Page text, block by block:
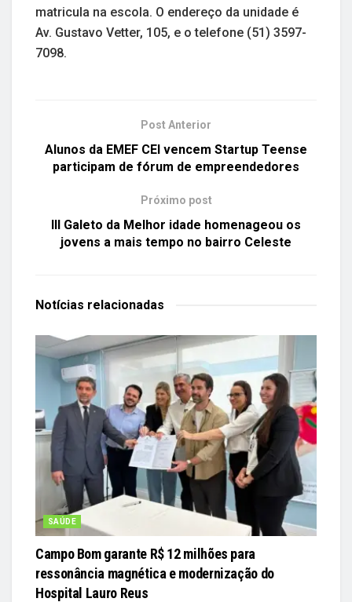
matricula na escola. O endereço da unidade é
Av. Gustavo Vetter, 105, e o telefone (51) 3597-
7098.
Post Anterior
Alunos da EMEF CEI vencem Startup Teense
participam de fórum de empreendedores
Próximo post
III Galeto da Melhor idade homenageou os
jovens a mais tempo no bairro Celeste
Notícias relacionadas
SAÚDE
Campo Bom garante R$ 12 milhões para
ressonância magnética e modernização do
Hospital Lauro Reus